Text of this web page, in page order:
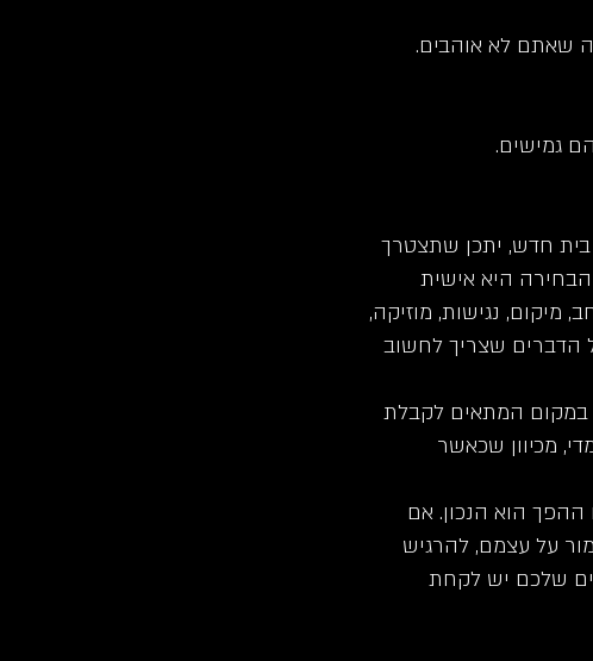
שאתם לא אוהבים.
גמישים.
בית חדש, יתכן שתצטרך
היא אישית
מיקום, נגישות, מוזיקה,
הדברים שצריך לחשוב
במקום המתאים לקבלת
מכיוון שכאשר
הוא הנכון. אם
על עצמם, להרגיש
שלכם יש לקחת